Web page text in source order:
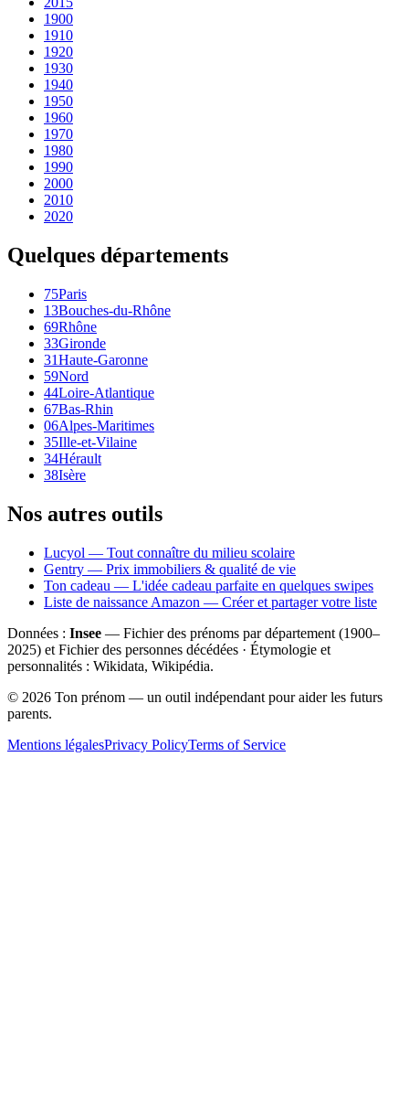
1900
1910
1920
1930
1940
1950
1960
1970
1980
1990
2000
2010
2020
Quelques départements
75Paris
13Bouches-du-Rhône
69Rhône
33Gironde
31Haute-Garonne
59Nord
44Loire-Atlantique
67Bas-Rhin
06Alpes-Maritimes
35Ille-et-Vilaine
34Hérault
38Isère
Nos autres outils
Lucyol — Tout connaître du milieu scolaire
Gentry — Prix immobiliers & qualité de vie
Ton cadeau — L'idée cadeau parfaite en quelques swipes
Liste de naissance Amazon — Créer et partager votre liste
Données : Insee — Fichier des prénoms par département (1900–
2025) et Fichier des personnes décédées · Étymologie et
personnalités : Wikidata, Wikipédia.
© 2026 Ton prénom — un outil indépendant pour aider les futurs
parents.
Mentions légalesPrivacy PolicyTerms of Service